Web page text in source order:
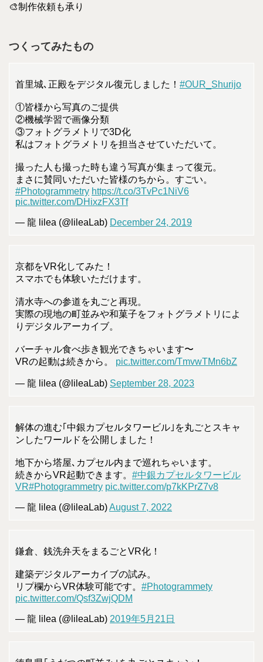
🎨制作依頼も承り
つくってみたもの
首里城､正殿をデジタル復元しました！ #OUR_Shurijo
①皆様から写真のご提供
②機械学習で画像分類
③フォトグラメトリで3D化
私はフォトグラメトリを担当させていただいて。
撮った人も撮った時も違う写真が集まって復元。
まさに賛同いただいた皆様のちから。すごい。
#Photogrammetry https://t.co/3TvPc1NiV6
pic.twitter.com/DHixzFX3Tf
— 龍 lilea (@lileaLab) December 24, 2019
京都をVR化してみた！
スマホでも体験いただけます。
清水寺への参道を丸ごと再現。
実際の現地の町並みや和菓子をフォトグラメトリによ
りデジタルアーカイブ。
バーチャル食べ歩き観光できちゃいます〜
VRの起動は続きから。 pic.twitter.com/TmvwTMn6bZ
— 龍 lilea (@lileaLab) September 28, 2023
解体の進む｢中銀カプセルタワービル｣を丸ごとスキャ
ンしたワールドを公開しました！
地下から塔屋､カプセル内まで巡れちゃいます。
続きからVR起動できます。 #中銀カプセルタワービル
VR#Photogrammetry pic.twitter.com/p7kKPrZ7v8
— 龍 lilea (@lileaLab)August 7, 2022
鎌倉、銭洗弁天をまるごとVR化！
建築デジタルアーカイブの試み。
リプ欄からVR体験可能です。 #Photogrammety
pic.twitter.com/Qsf3ZwjQDM
— 龍 lilea (@lileaLab) 2019年5月21日